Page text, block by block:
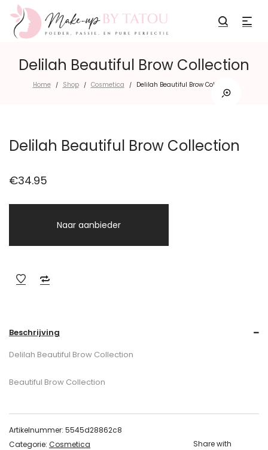
Delilah Beautiful Brow Collection
Home / Shop / Cosmetica / Delilah Beautiful Brow Collection
Delilah Beautiful Brow Collection
€34.95
Naar aanbieder
Beschrijving
Delilah Beautiful Brow Collection
Beautiful Brow Collection
Artikelnummer: 5545d28862c8
Categorie: Cosmetica
Share with